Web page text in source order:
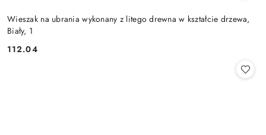
Wieszak na ubrania wykonany z litego drewna w kształcie drzewa,
Biały, 1
Cena:
112.04